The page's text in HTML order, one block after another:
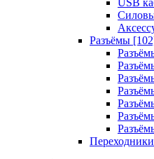
USB
Разъёмы
Переходники